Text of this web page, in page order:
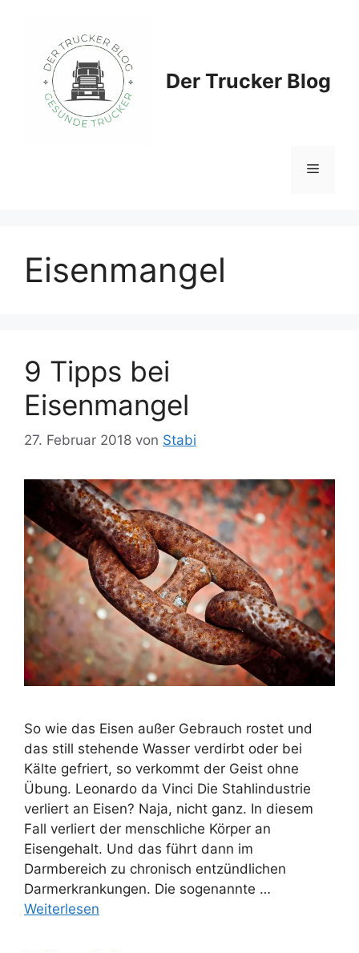
springen
Der Trucker Blog
Menü
Eisenmangel
9 Tipps bei
Eisenmangel
27. Februar 2018 von Stabi
So wie das Eisen außer Gebrauch rostet und
das still stehende Wasser verdirbt oder bei
Kälte gefriert, so verkommt der Geist ohne
Übung. Leonardo da Vinci Die Stahlindustrie
verliert an Eisen? Naja, nicht ganz. In diesem
Fall verliert der menschliche Körper an
Eisengehalt. Und das führt dann im
Darmbereich zu chronisch entzündlichen
Darmerkrankungen. Die sogenannte …
Weiterlesen